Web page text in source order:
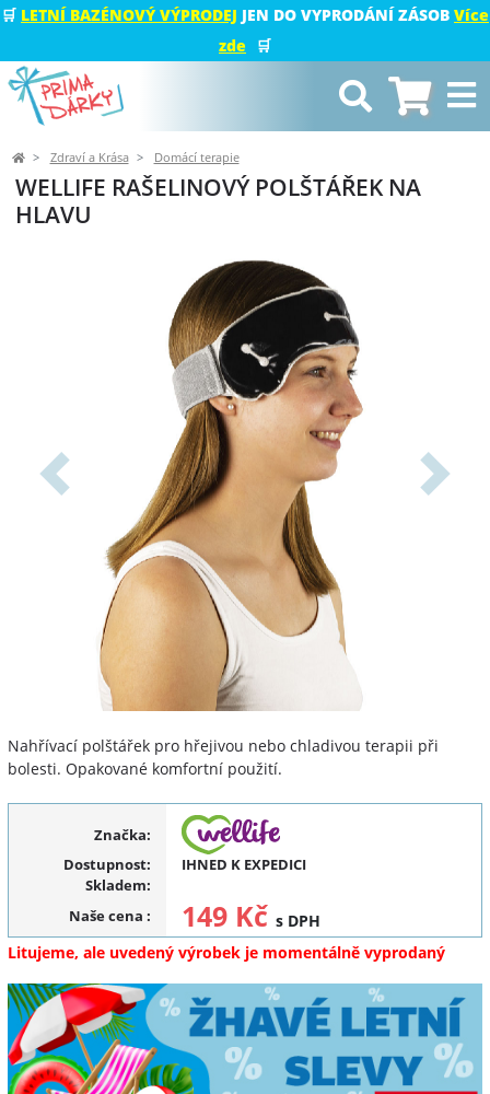
🛒 LETNÍ BAZÉNOVÝ VÝPRODEJ JEN DO VYPRODÁNÍ ZÁSOB Více
zde
🛒
Zdraví a Krása Domácí terapie
WELLIFE RAŠELINOVÝ POLŠTÁŘEK NA
HLAVU
Předchozí Další
Nahřívací polštářek pro hřejivou nebo chladivou terapii při
bolesti. Opakované komfortní použití.
Značka:
Dostupnost:
IHNED K EXPEDICI
Skladem:
Naše cena : 149 Kč s DPH
Litujeme, ale uvedený výrobek je momentálně vyprodaný